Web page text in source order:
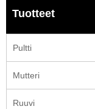
Tuotteet
Pultti
Mutteri
Ruuvi